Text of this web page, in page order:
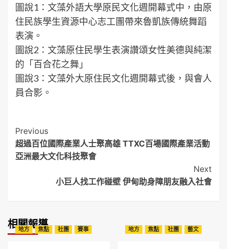
圖說1：文藻外語大學原民文化週開幕式中，由原
住民族學生資源中心志工團帶來魯凱族傳統舞蹈
表演。
圖說2：文藻原住民學生表演讚頌女性美德與純潔
的「百合花之舞」
圖說3：文藻外大原住民文化週開幕式後，與會人
員合影。
Post
Navigation
Previous
超過百位國際產業人士聚高雄 TTXC百場國際產業活動
亞洲最大文化科技聚會
Next
小巨人找工作碰壁 伊甸助身障朋友融入社會
相關報導
地方 焦點 社團 賽事 地方 焦點 社團 藝文